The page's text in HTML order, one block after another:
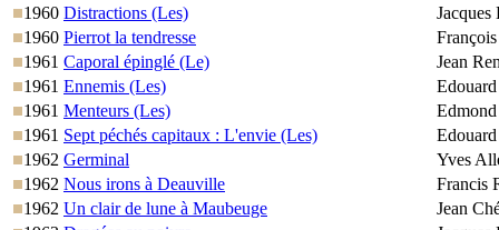
1960 Distractions (Les)
Jacques
1960 Pierrot la tendresse
1961 Caporal épinglé (Le)
Jean
1961 Ennemis (Les)
1961 Menteurs (Les)
1961 Sept péchés capitaux : L'envie (Les)
1962 Germinal
Yves
1962 Nous irons à Deauville
Francis
1962 Un clair de lune à Maubeuge
Jean